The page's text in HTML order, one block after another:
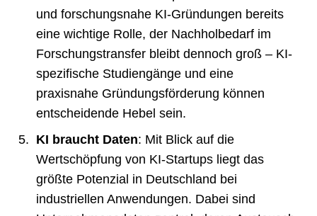
und forschungsnahe KI-Gründungen bereits
eine wichtige Rolle, der Nachholbedarf im
Forschungstransfer bleibt dennoch groß – KI-
spezifische Studiengänge und eine
praxisnahe Gründungsförderung können
entscheidende Hebel sein.
KI braucht Daten: Mit Blick auf die
Wertschöpfung von KI-Startups liegt das
größte Potenzial in Deutschland bei
industriellen Anwendungen. Dabei sind